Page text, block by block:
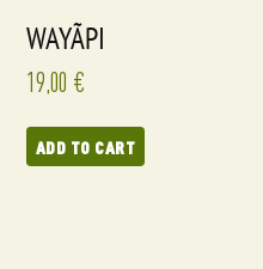
WAYÃPI
19,00 €
ADD TO CART